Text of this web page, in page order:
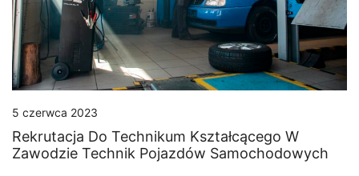
5 czerwca 2023
Rekrutacja Do Technikum Kształcącego W
Zawodzie Technik Pojazdów Samochodowych